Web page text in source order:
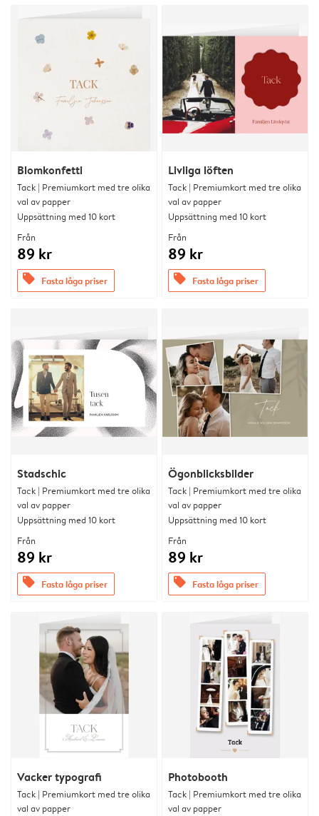
Blomkonfetti
Tack | Premiumkort med tre olika
val av papper
Uppsättning med 10 kort
Från
89 kr
offers Fasta låga priser
Livliga löften
Tack | Premiumkort med tre olika
val av papper
Uppsättning med 10 kort
Från
89 kr
offers Fasta låga priser
Stadschic
Tack | Premiumkort med tre olika
val av papper
Uppsättning med 10 kort
Från
89 kr
offers Fasta låga priser
Ögonblicksbilder
Tack | Premiumkort med tre olika
val av papper
Uppsättning med 10 kort
Från
89 kr
offers Fasta låga priser
Vacker typografi
Tack | Premiumkort med tre olika
val av papper
Photobooth
Tack | Premiumkort med tre olika
val av papper